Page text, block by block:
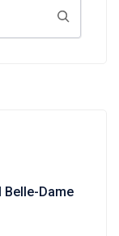
Belle-Dame